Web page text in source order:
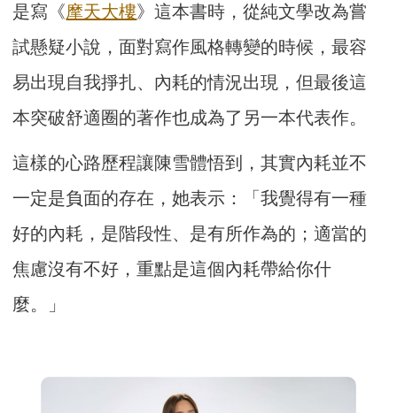
是寫《摩天大樓》這本書時，從純文學改為嘗
試懸疑小說，面對寫作風格轉變的時候，最容
易出現自我掙扎、內耗的情況出現，但最後這
本突破舒適圈的著作也成為了另一本代表作。
這樣的心路歷程讓陳雪體悟到，其實內耗並不
一定是負面的存在，她表示：「我覺得有一種
好的內耗，是階段性、是有所作為的；適當的
焦慮沒有不好，重點是這個內耗帶給你什
麼。」